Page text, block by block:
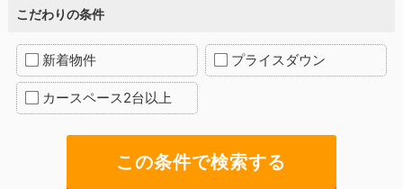
こだわりの条件
新着物件 プライスダウン
カースペース2台以上